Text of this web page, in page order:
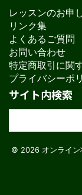
レッスンのお申
リンク集
よくあるご質問
お問い合わせ
特定商取引に関
プライバシーポ
サイト内検索
© 2026 オンライン